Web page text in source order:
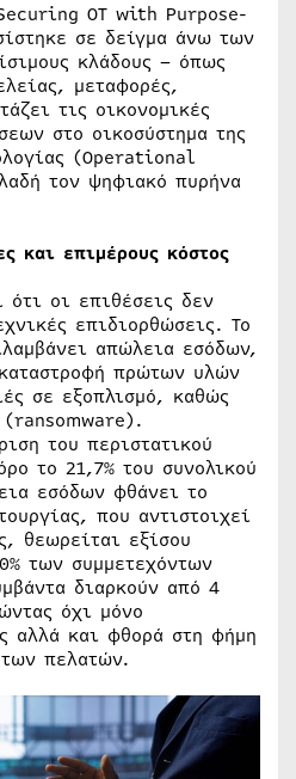
OT with Purpose-
σε δείγμα άνω των
κλάδους – όπως
μεταφορές,
τις οικονομικές
στο οικοσύστημα της
(Operational
τον ψηφιακό πυρήνα
και επιμέρους κόστος
ότι οι επιθέσεις δεν
επιδιορθώσεις. Το
απώλεια εσόδων,
πρώτων υλών
σε εξοπλισμό, καθώς
(ransomware).
του περιστατικού
το 21,7% του συνολικού
εσόδων φθάνει το
που αντιστοιχεί
θεωρείται εξίσου
των συμμετεχόντων
διαρκούν από 4
όχι μόνο
αλλά και φθορά στη φήμη
πελατών.